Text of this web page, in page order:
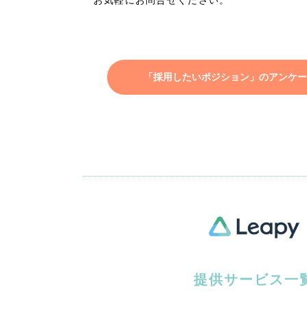
「採用したいポジション」のアンケ
提供サービス一